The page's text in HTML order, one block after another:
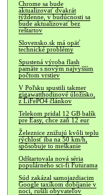
Chrome sa bude
aktualizovať dvakrát
týždenne, v budúcnosti sa
bude aktualizovať bez
reštartov
Slovensko.sk má opäť
technické problémy
Spustená výroba flash
pamäte s novým najvyšším
počtom vrstiev
V Poľsku spustili takmer
gigawatthodinové úložisko,
z LiFePO4 článkov
Telekom pridal 12 GB balík
pre Easy, chce zaň 12 eur
Železnice znižujú kvôli teplu
rýchlosť iba na 50 km/h,
spôsobuje to meškanie
Odštartovala nová séria
populárneho sci-fi Futurama
Súd zakázal samojazdiacim
Google taxíkom dobíjanie v
noci, rušili obyvateľov